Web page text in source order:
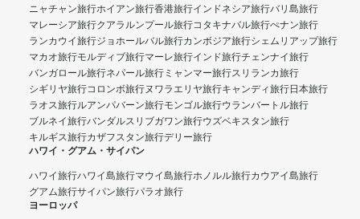
ニャチャン旅行ホイアン旅行香港旅行インドネシア旅行バリ島旅行
マレーシア旅行クアラルンプール旅行コタキナバル旅行ぺナン旅行
ランカウイ旅行ジョホールバル旅行カンボジア旅行シェムリアップ旅行
マカオ旅行モルディブ旅行マーレ旅行インド旅行チェンナイ旅行
バンガロール旅行ネパール旅行 ミャンマー旅行スリランカ旅行
シギリヤ旅行コロンボ旅行ヌワラエリヤ旅行キャンディ旅行日本旅行
ラオス旅行ルアンパバーン旅行モンゴル旅行ウランバートル旅行
ブルネイ旅行バンダルスリブガワン旅行ウズベキスタン旅行
キルギス旅行カザフスタン旅行デリー旅行
ハワイ・グアム・サイパン
ハワイ旅行ハワイ島旅行マウイ島旅行ホノルル旅行カウアイ島旅行
グアム旅行サイパン旅行パラオ旅行
ヨーロッパ